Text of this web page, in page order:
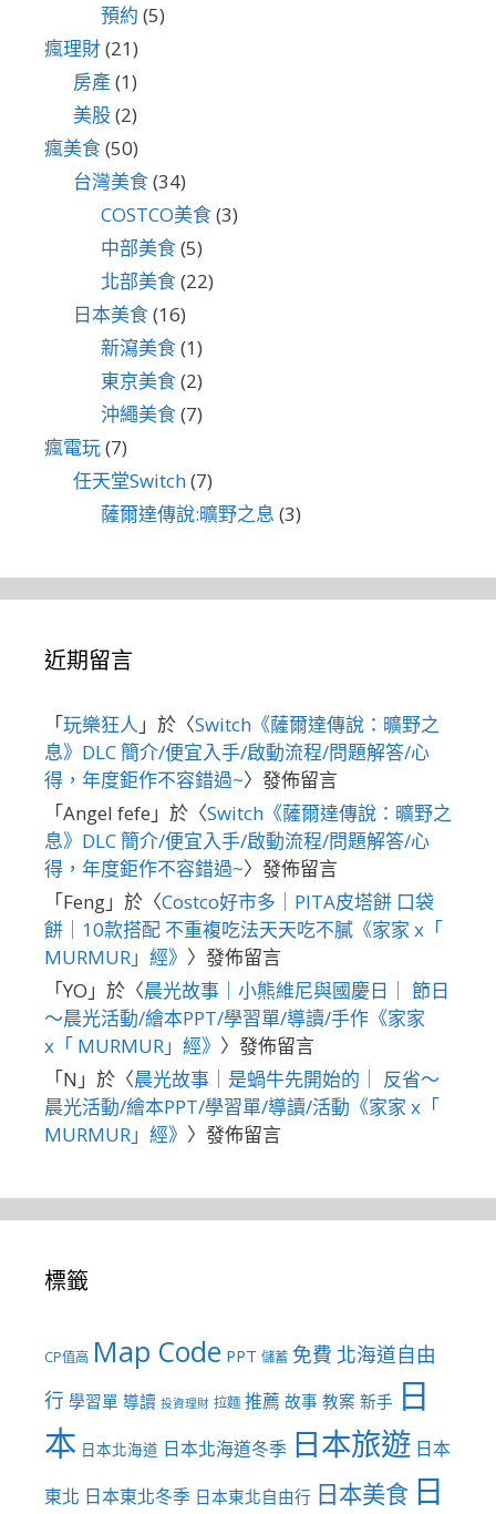
預約 (5)
瘋理財(21)
房產 (1)
美股(2)
瘋美食(50)
台灣美食(34)
COSTCO美食(3)
中部美食(5)
北部美食(22)
日本美食(16)
新瀉美食(1)
東京美食(2)
沖繩美食(7)
瘋電玩(7)
任天堂Switch(7)
薩爾達傳說:曠野之息 (3)
近期留言
「玩樂狂人 」於〈Switch《薩爾達傳說：曠野之
息》DLC 簡介/便宜入手/啟動流程/問題解答/心
得，年度鉅作不容錯過~〉發佈留言
「Angel fefe 」於〈Switch《薩爾達傳說：曠野之
息》DLC 簡介/便宜入手/啟動流程/問題解答/心
得，年度鉅作不容錯過~〉發佈留言
「Feng」於〈Costco好市多｜PITA皮塔餅 口袋
餅｜10款搭配 不重複吃法天天吃不膩《家家 x「
MURMUR」經》 〉發佈留言
「YO 」於〈晨光故事｜小熊維尼與國慶日｜ 節日
～晨光活動/繪本PPT/學習單/導讀/手作《家家
x「 MURMUR」經》 〉發佈留言
「N 」於〈晨光故事｜是蝸牛先開始的｜ 反省～
晨光活動/繪本PPT/學習單/導讀/活動《家家 x「
MURMUR」經》 〉發佈留言
標籤
CP值高 Map Code PPT 儲蓄 免費 北海道自由
行 學習單 導讀 投資理財 拉麵 推薦 故事 教案 新手 日
本 日本北海道 日本北海道冬季 日本旅遊 日本
東北 日本東北冬季 日本東北自由行 日本美食 日